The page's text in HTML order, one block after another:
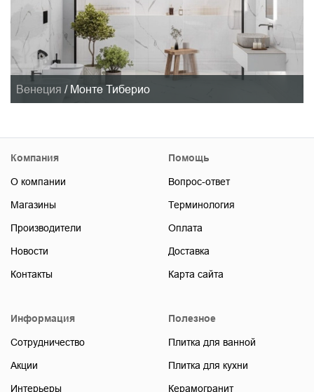
Венеция / Монте Тиберио
Компания
О компании
Магазины
Производители
Новости
Контакты
Помощь
Вопрос-ответ
Терминология
Оплата
Доставка
Карта сайта
Информация
Сотрудничество
Акции
Интерьеры
Полезное
Плитка для ванной
Плитка для кухни
Керамогранит